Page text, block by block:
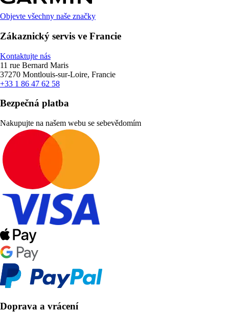
Objevte všechny naše značky
Zákaznický servis ve Francie
Kontaktujte nás
11 rue Bernard Maris
37270 Montlouis-sur-Loire, Francie
+33 1 86 47 62 58
Bezpečná platba
Nakupujte na našem webu se sebevědomím
Doprava a vrácení